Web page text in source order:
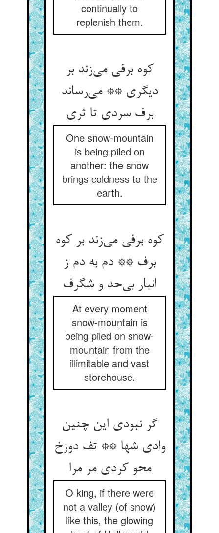
continually to
replenish them.
کوه برفی می‌زند بر
دیگری ** می‌رساند
برف سردی تا ثری
One snow-mountain
is being piled on
another: the snow
brings coldness to the
earth.
کوه برفی می‌زند بر کوه
برف ** دم به دم ز
انبار بی‌حد و شگرف
At every moment
snow-mountain is
being piled on snow-
mountain from the
illimitable and vast
storehouse.
گر نبودی این چنین
وادی شها ** تف دوزخ
محو کردی مر مرا
O king, if there were
not a valley (of snow)
like this, the glowing